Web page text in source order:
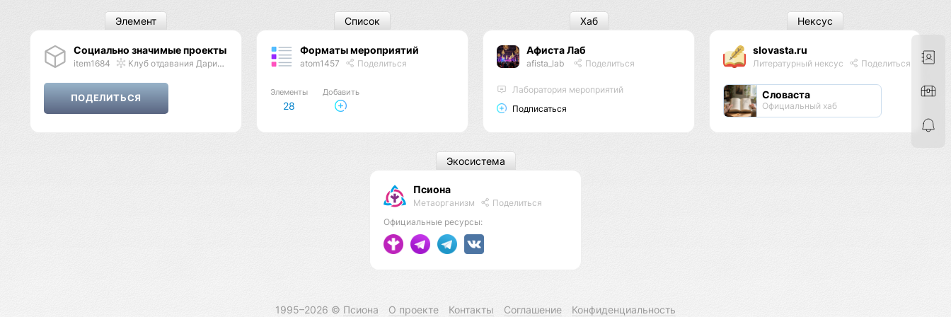
Социально значимые проекты
item1684 Клуб отдавания Даримба
Элемент
Форматы мероприятий
atom1457 Поделиться
Элементы
28
Добавить
Список
Афиста Лаб
afista_lab Поделиться
Лаборатория мероприятий
Подписаться
Хаб
slovasta.ru
Литературный нексус Поделиться
Словаста
Официальный хаб
Нексус
Псиона
Метаорганизм
Поделиться
Официальные ресурсы:
Экосистема
1995–2026 © Псиона О проекте Контакты Соглашение Конфиденциальность